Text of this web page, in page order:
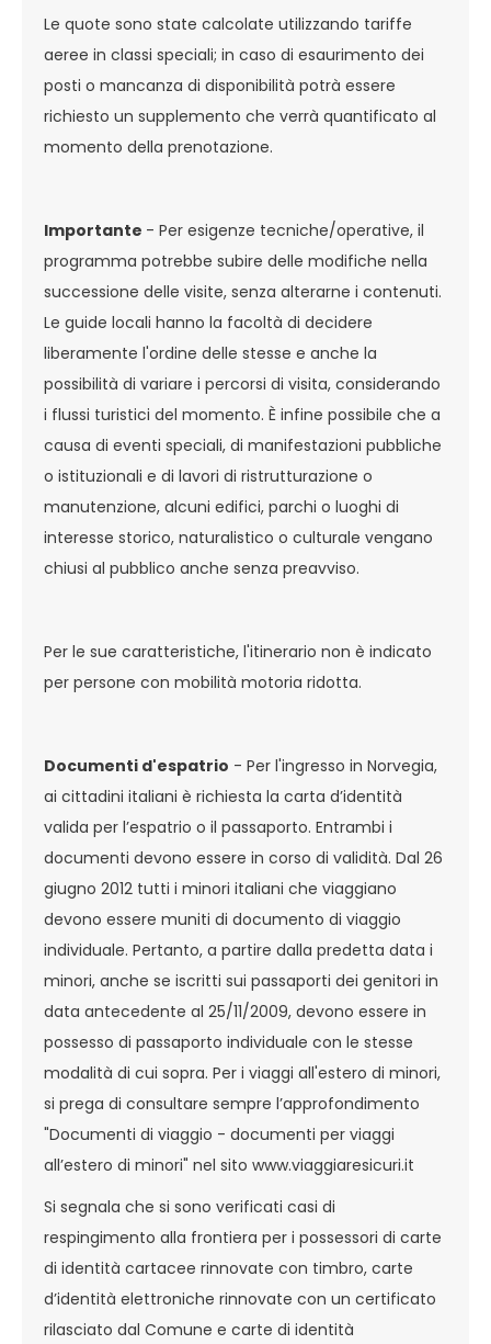
Le quote sono state calcolate utilizzando tariffe
aeree in classi speciali; in caso di esaurimento dei
posti o mancanza di disponibilità potrà essere
richiesto un supplemento che verrà quantificato al
momento della prenotazione.
Importante - Per esigenze tecniche/operative, il
programma potrebbe subire delle modifiche nella
successione delle visite, senza alterarne i contenuti.
Le guide locali hanno la facoltà di decidere
liberamente l'ordine delle stesse e anche la
possibilità di variare i percorsi di visita, considerando
i flussi turistici del momento. È infine possibile che a
causa di eventi speciali, di manifestazioni pubbliche
o istituzionali e di lavori di ristrutturazione o
manutenzione, alcuni edifici, parchi o luoghi di
interesse storico, naturalistico o culturale vengano
chiusi al pubblico anche senza preavviso.
Per le sue caratteristiche, l'itinerario non è indicato
per persone con mobilità motoria ridotta.
Documenti d'espatrio - Per l'ingresso in Norvegia,
ai cittadini italiani è richiesta la carta d’identità
valida per l’espatrio o il passaporto. Entrambi i
documenti devono essere in corso di validità. Dal 26
giugno 2012 tutti i minori italiani che viaggiano
devono essere muniti di documento di viaggio
individuale. Pertanto, a partire dalla predetta data i
minori, anche se iscritti sui passaporti dei genitori in
data antecedente al 25/11/2009, devono essere in
possesso di passaporto individuale con le stesse
modalità di cui sopra. Per i viaggi all'estero di minori,
si prega di consultare sempre l’approfondimento
"Documenti di viaggio - documenti per viaggi
all’estero di minori" nel sito www.viaggiaresicuri.it
Si segnala che si sono verificati casi di
respingimento alla frontiera per i possessori di carte
di identità cartacee rinnovate con timbro, carte
d’identità elettroniche rinnovate con un certificato
rilasciato dal Comune e carte di identità